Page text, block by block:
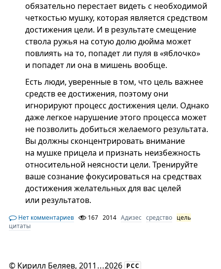
обязательно перестает видеть с необходимой
четкостью мушку, которая является средством
достижения цели. И в результате смещение
ствола ружья на сотую долю дюйма может
повлиять на то, попадет ли пуля в «яблочко»
и попадет ли она в мишень вообще.
Есть люди, уверенные в том, что цель важнее
средств ее достижения, поэтому они
игнорируют процесс достижения цели. Однако
даже легкое нарушение этого процесса может
не позволить добиться желаемого результата.
Вы должны сконцентрировать внимание
на мушке прицела и признать неизбежность
относительной неясности цели. Тренируйте
ваше сознание фокусироваться на средствах
достижения желательных для вас целей
или результатов.
Нет комментариев 167 2014 Адизес средство цель
цитаты
© Кирилл Беляев, 2011 ...2026 РСС